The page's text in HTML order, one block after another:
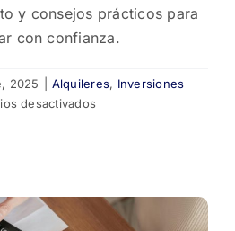
y consejos prácticos para
con confianza.
2025 Alquileres, Inversiones
desactivados
alquilar